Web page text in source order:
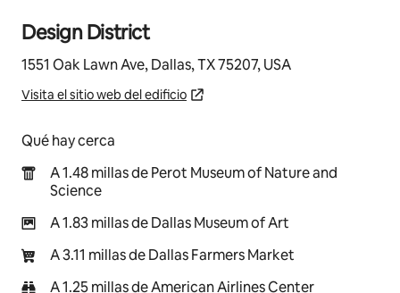
Design District
1551 Oak Lawn Ave, Dallas, TX 75207, USA
Visita el sitio web del edificio
Qué hay cerca
A 1.48 millas de Perot Museum of Nature and
Science
A 1.83 millas de Dallas Museum of Art
A 3.11 millas de Dallas Farmers Market
A 1.25 millas de American Airlines Center